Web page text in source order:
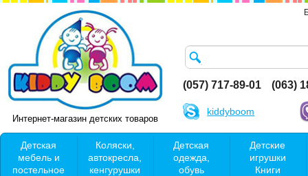
Интернет-магазин детских товаров
(057) 717-89-01 (063)
kiddyboom
Детская
мебель и
постельное
Коляски,
автокресла,
кенгурушки
Детская
одежда,
обувь
Детские
игрушки
Книги